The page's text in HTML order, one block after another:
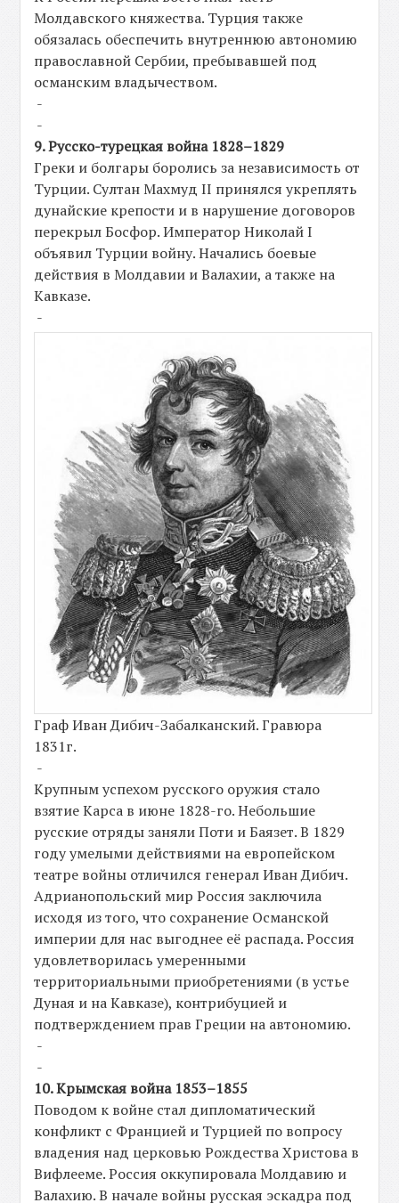
Молдавского княжества. Турция также
обязалась обеспечить внутреннюю автономию
православной Сербии, пребывавшей под
османским владычеством.
-
-
9. Русско-турецкая война 1828–1829
Греки и болгары боролись за независимость от
Турции. Султан Махмуд II принялся укреплять
дунайские крепости и в нарушение договоров
перекрыл Босфор. Император Николай I
объявил Турции войну. Начались боевые
действия в Молдавии и Валахии, а также на
Кавказе.
-
Граф Иван Дибич-Забалканский. Гравюра
1831г.
-
Крупным успехом русского оружия стало
взятие Карса в июне 1828-го. Небольшие
русские отряды заняли Поти и Баязет. В 1829
году умелыми действиями на европейском
театре войны отличился генерал Иван Дибич.
Адрианопольский мир Россия заключила
исходя из того, что сохранение Османской
империи для нас выгоднее её распада. Россия
удовлетворилась умеренными
территориальными приобретениями (в устье
Дуная и на Кавказе), контрибуцией и
подтверждением прав Греции на автономию.
-
-
10. Крымская война 1853–1855
Поводом к войне стал дипломатический
конфликт с Францией и Турцией по вопросу
владения над церковью Рождества Христова в
Вифлееме. Россия оккупировала Молдавию и
Валахию. В начале войны русская эскадра под